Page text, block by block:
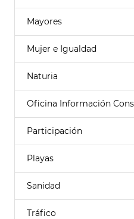
Mayores
Mujer e Igualdad
Naturia
Oficina Información
Participación
Playas
Sanidad
Tráfico